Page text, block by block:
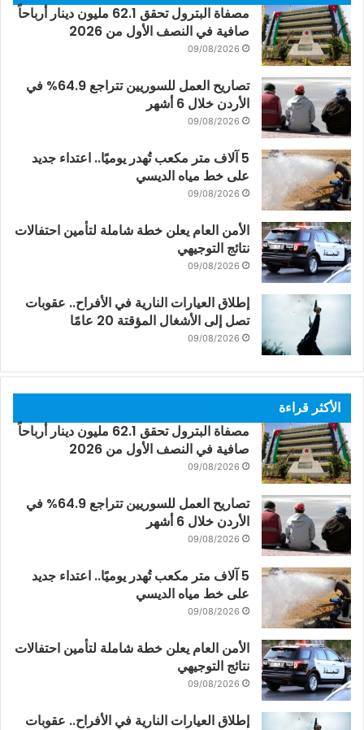
مصفاة البترول تحقق 62.1 مليون دينار أرباحاً
صافية في النصف الأول من 2026
09/08/2026
تصاريح العمل للسوريين تتراجع 64.9% في
الأردن خلال 6 أشهر
09/08/2026
5 آلاف متر مكعب تُهدر يوميًا.. اعتداء جديد
على خط مياه الديسي
09/08/2026
الأمن العام يعلن خطة شاملة لتأمين احتفالات
نتائج التوجيهي
09/08/2026
إطلاق العيارات النارية في الأفراح.. عقوبات
تصل إلى الأشغال المؤقتة 20 عامًا
09/08/2026
الأكثر قراءة
مصفاة البترول تحقق 62.1 مليون دينار أرباحاً
صافية في النصف الأول من 2026
09/08/2026
تصاريح العمل للسوريين تتراجع 64.9% في
الأردن خلال 6 أشهر
09/08/2026
5 آلاف متر مكعب تُهدر يوميًا.. اعتداء جديد
على خط مياه الديسي
09/08/2026
الأمن العام يعلن خطة شاملة لتأمين احتفالات
نتائج التوجيهي
09/08/2026
إطلاق العيارات النارية في الأفراح.. عقوبات